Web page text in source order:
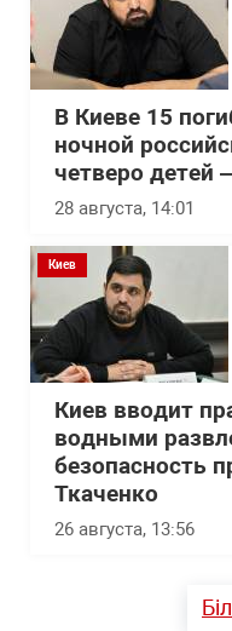
В Киеве 15
ночной
четверо детей
28 августа, 14:01
Киев
Киев вводит
водными
безопасность
Ткаченко
26 августа, 13:56